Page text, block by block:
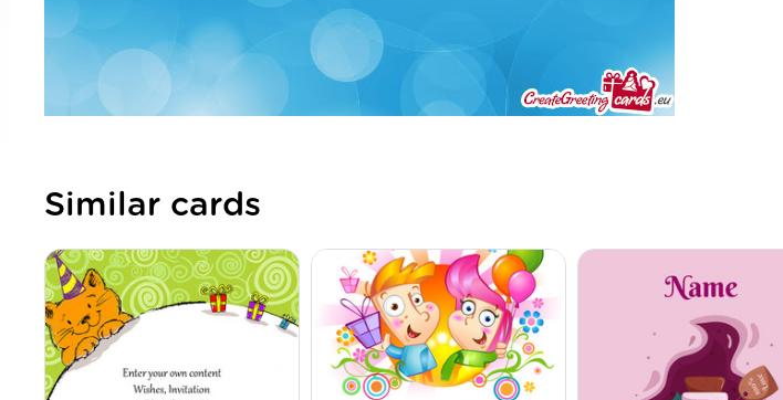
Similar cards